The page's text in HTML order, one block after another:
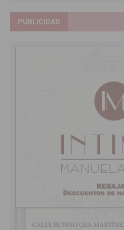
PUBLICIDAD